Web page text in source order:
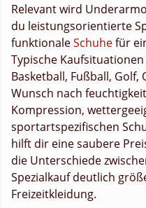
Relevant wird
du leistungsorientierte
funktionaleSchuhefür
Typische
Basketball, Fußball,
Wunsch nach
Kompression,
sportartspezifischen
hilft dir eine saubere
die Unterschiede
Spezialkauf deutlich
Freizeitkleidung.